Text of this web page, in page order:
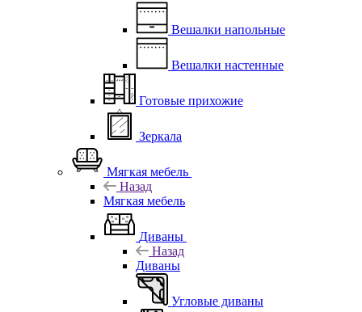
Вешалки напольные
Вешалки настенные
Готовые прихожие
Зеркала
Мягкая мебель
Назад
Мягкая мебель
Диваны
Назад
Диваны
Угловые диваны